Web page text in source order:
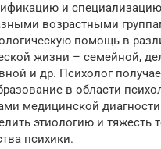
и
возрастными
помощь в
жизни – семейной,
и др. Психолог
в области
медицинской
этиологию и тяжесть
психики.